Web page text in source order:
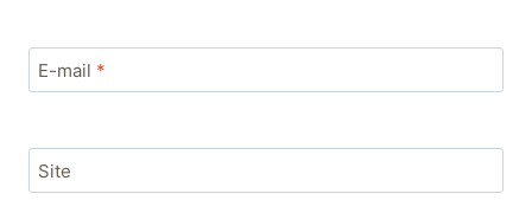
E-mail *
Site